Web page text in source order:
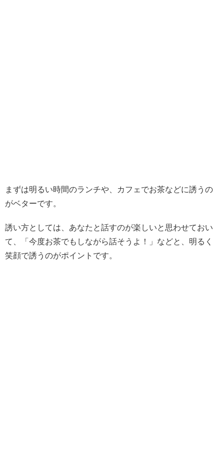
まずは明るい時間のランチや、カフェでお茶などに誘うの
がベターです。
誘い方としては、あなたと話すのが楽しいと思わせておい
て、「今度お茶でもしながら話そうよ！」などと、明るく
笑顔で誘うのがポイントです。